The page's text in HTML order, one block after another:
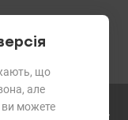
цены всех объектов
в данном объявлении,
що
але
можете